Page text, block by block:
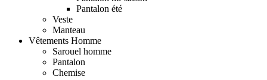
Pantalon été
Veste
Manteau
Vêtements Homme
Sarouel homme
Pantalon
Chemise